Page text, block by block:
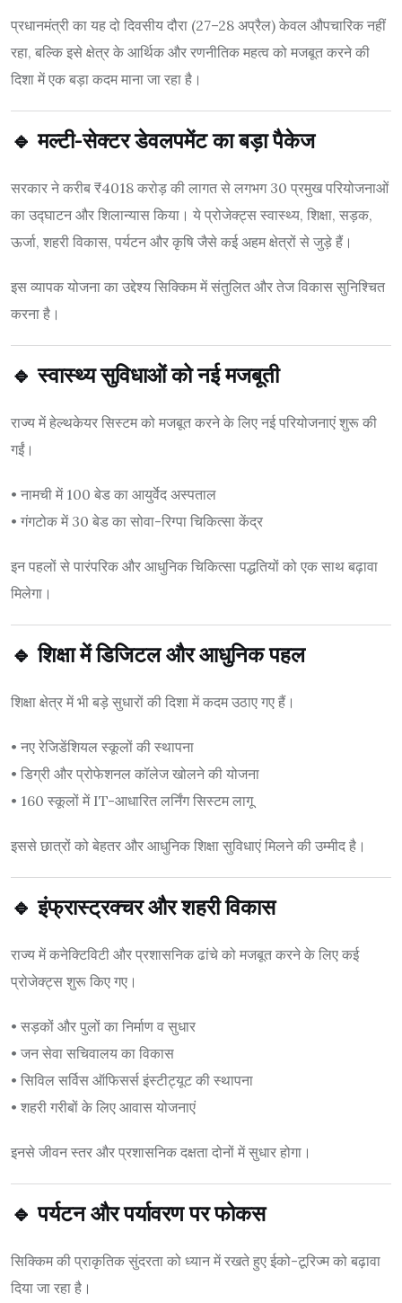
प्रधानमंत्री का यह दो दिवसीय दौरा (27–28 अप्रैल) केवल औपचारिक नहीं
रहा, बल्कि इसे क्षेत्र के आर्थिक और रणनीतिक महत्व को मजबूत करने की
दिशा में एक बड़ा कदम माना जा रहा है।
🔹 मल्टी-सेक्टर डेवलपमेंट का बड़ा पैकेज
सरकार ने करीब ₹4018 करोड़ की लागत से लगभग 30 प्रमुख परियोजनाओं
का उद्घाटन और शिलान्यास किया। ये प्रोजेक्ट्स स्वास्थ्य, शिक्षा, सड़क,
ऊर्जा, शहरी विकास, पर्यटन और कृषि जैसे कई अहम क्षेत्रों से जुड़े हैं।
इस व्यापक योजना का उद्देश्य सिक्किम में संतुलित और तेज विकास सुनिश्चित
करना है।
🔹 स्वास्थ्य सुविधाओं को नई मजबूती
राज्य में हेल्थकेयर सिस्टम को मजबूत करने के लिए नई परियोजनाएं शुरू की
गईं।
• नामची में 100 बेड का आयुर्वेद अस्पताल
• गंगटोक में 30 बेड का सोवा-रिग्पा चिकित्सा केंद्र
इन पहलों से पारंपरिक और आधुनिक चिकित्सा पद्धतियों को एक साथ बढ़ावा
मिलेगा।
🔹 शिक्षा में डिजिटल और आधुनिक पहल
शिक्षा क्षेत्र में भी बड़े सुधारों की दिशा में कदम उठाए गए हैं।
• नए रेजिडेंशियल स्कूलों की स्थापना
• डिग्री और प्रोफेशनल कॉलेज खोलने की योजना
• 160 स्कूलों में IT-आधारित लर्निंग सिस्टम लागू
इससे छात्रों को बेहतर और आधुनिक शिक्षा सुविधाएं मिलने की उम्मीद है।
🔹 इंफ्रास्ट्रक्चर और शहरी विकास
राज्य में कनेक्टिविटी और प्रशासनिक ढांचे को मजबूत करने के लिए कई
प्रोजेक्ट्स शुरू किए गए।
• सड़कों और पुलों का निर्माण व सुधार
• जन सेवा सचिवालय का विकास
• सिविल सर्विस ऑफिसर्स इंस्टीट्यूट की स्थापना
• शहरी गरीबों के लिए आवास योजनाएं
इनसे जीवन स्तर और प्रशासनिक दक्षता दोनों में सुधार होगा।
🔹 पर्यटन और पर्यावरण पर फोकस
सिक्किम की प्राकृतिक सुंदरता को ध्यान में रखते हुए ईको-टूरिज्म को बढ़ावा
दिया जा रहा है।